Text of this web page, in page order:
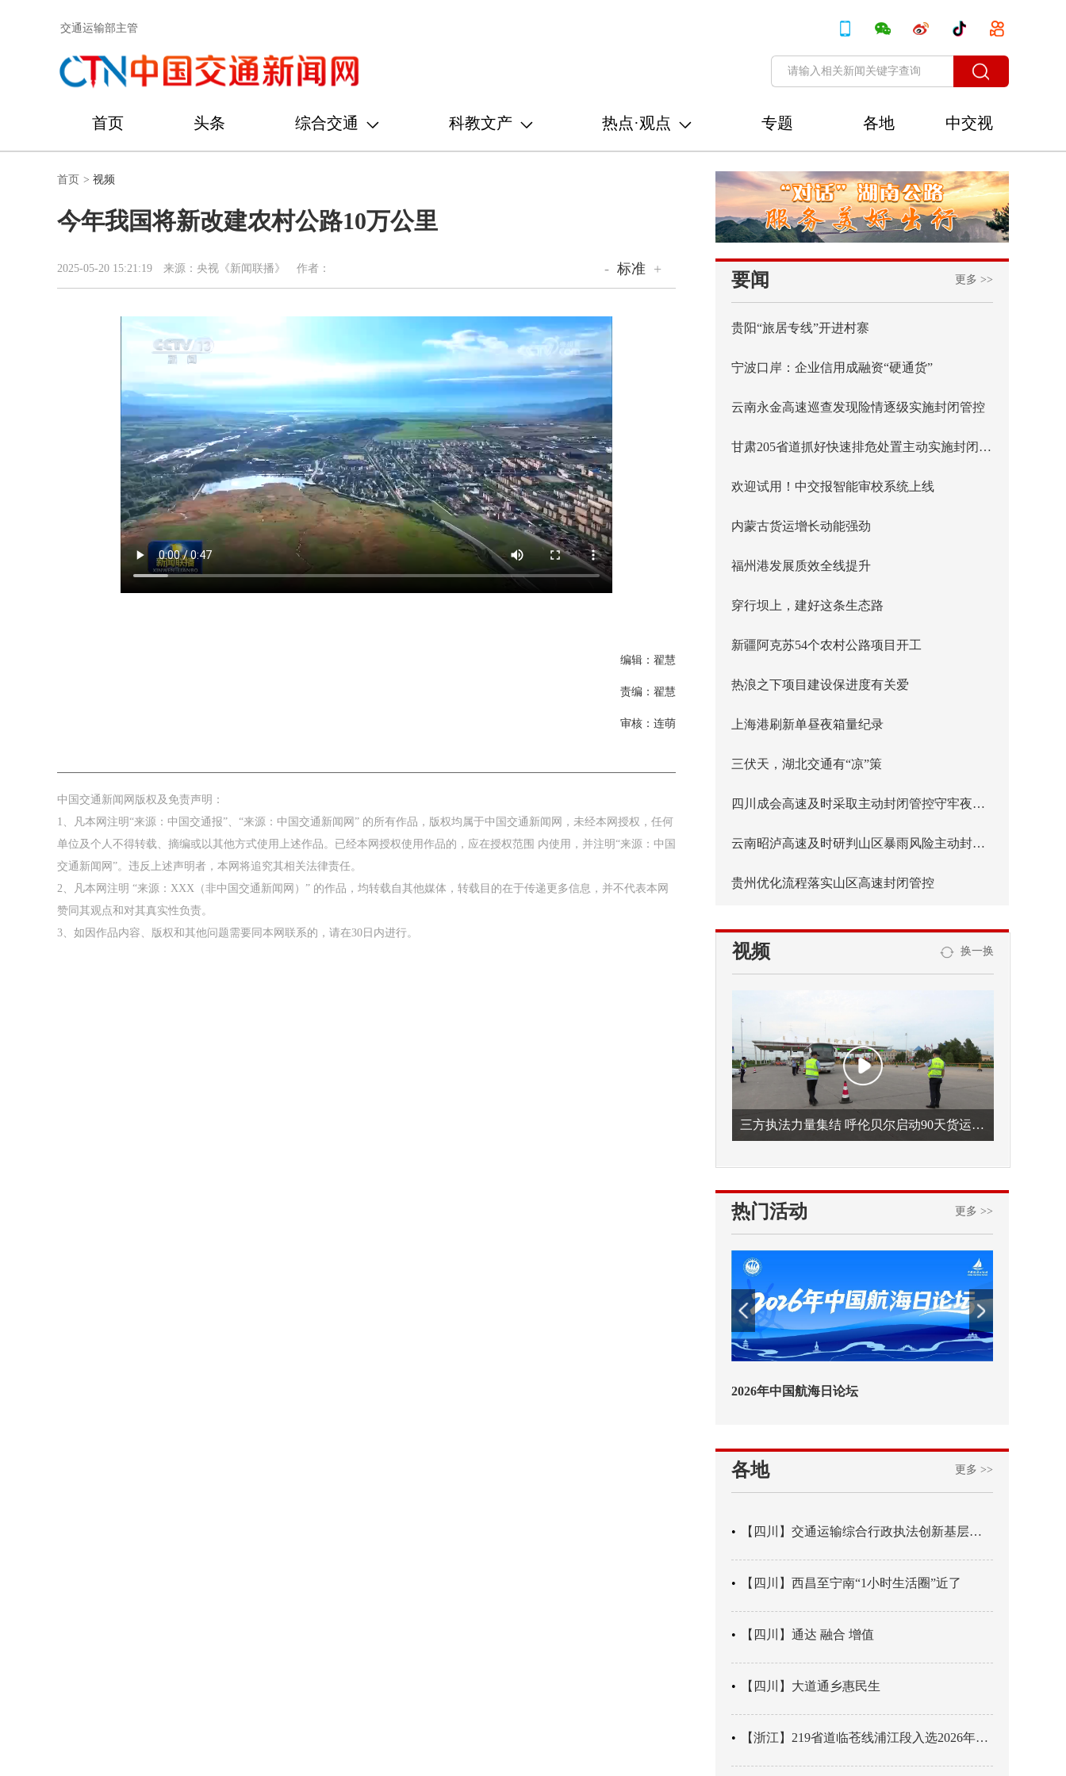
交通运输部主管
首页 头条 综合交通 科教文产 热点·观点 专题 各地
中交视
讯
首页 > 视频
今年我国将新改建农村公路10万公里
2025-05-20 15:21:19 来源：央视《新闻联播》 作者： - 标准 +
编辑：翟慧
责编：翟慧
审核：连萌
中国交通新闻网版权及免责声明：
1、凡本网注明“来源：中国交通报”、“来源：中国交通新闻网” 的所有作品，版权均属于中国交通新闻网，未经本网授权，任何
单位及个人不得转载、摘编或以其他方式使用上述作品。已经本网授权使用作品的，应在授权范围 内使用，并注明“来源：中国
交通新闻网”。违反上述声明者，本网将追究其相关法律责任。
2、凡本网注明 “来源：XXX（非中国交通新闻网）” 的作品，均转载自其他媒体，转载目的在于传递更多信息，并不代表本网
赞同其观点和对其真实性负责。
3、如因作品内容、版权和其他问题需要同本网联系的，请在30日内进行。
要闻 更多 >>
贵阳“旅居专线”开进村寨
宁波口岸：企业信用成融资“硬通货”
云南永金高速巡查发现险情逐级实施封闭管控
甘肃205省道抓好快速排危处置主动实施封闭管控
欢迎试用！中交报智能审校系统上线
内蒙古货运增长动能强劲
福州港发展质效全线提升
穿行坝上，建好这条生态路
新疆阿克苏54个农村公路项目开工
热浪之下项目建设保进度有关爱
上海港刷新单昼夜箱量纪录
三伏天，湖北交通有“凉”策
四川成会高速及时采取主动封闭管控守牢夜间安全防线
云南昭泸高速及时研判山区暴雨风险主动封闭管控
贵州优化流程落实山区高速封闭管控
视频 换一换
三方执法力量集结 呼伦贝尔启动90天货运车辆违法专项整治
热门活动 更多 >>
2026年中国航海日论坛
各地 更多 >>
【四川】交通运输综合行政执法创新基层辖区治理“4+3” 新模式
【四川】西昌至宁南“1小时生活圈”近了
【四川】通达 融合 增值
【四川】大道通乡惠民生
【浙江】219省道临苍线浦江段入选2026年度美丽公路项目展示交流活动名单